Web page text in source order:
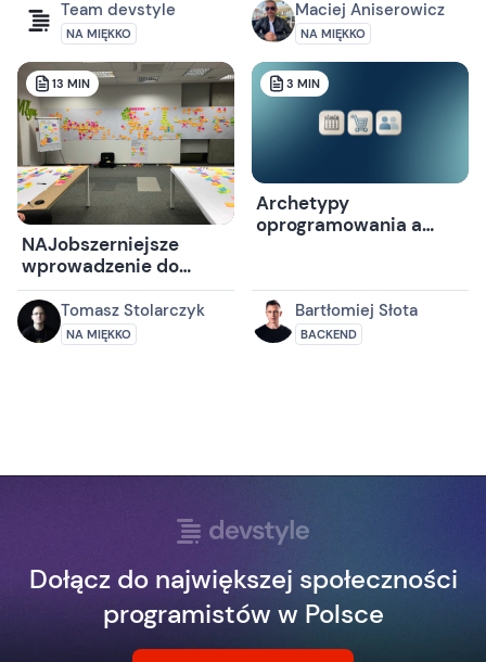
Team devstyle
NA MIĘKKO
Maciej Aniserowicz
NA MIĘKKO
13 MIN
NAJobszerniejsze
wprowadzenie do
Event Stormingu. Z
przykładem!
Tomasz Stolarczyk
NA MIĘKKO
3 MIN
Archetypy
oprogramowania a
siebie i jak wspierają
DDD Bartłomiej Słota
BACKEND
Dołącz do największej społeczności
programistów w Polsce